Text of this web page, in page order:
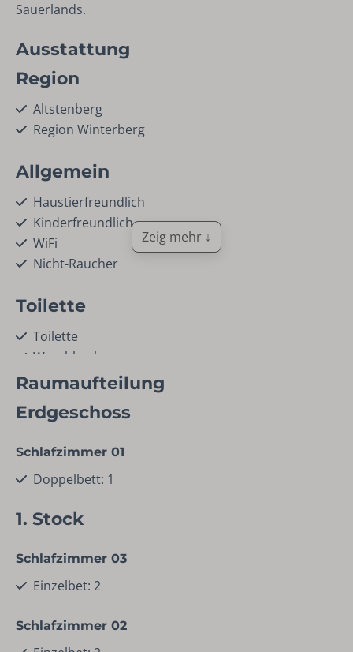
Sauerlands.
Ausstattung
Region
Altstenberg
Region Winterberg
Allgemein
Haustierfreundlich
Kinderfreundlich
WiFi
Nicht-Raucher
Toilette
Toilette
Waschbecken
Kinderhochstuhl
Einrichtungen
Geschirrspüler
Reinigungsmittel
Waschmaschine
Standort
Zeig mehr ↓
Raumaufteilung
Erdgeschoss
Schlafzimmer 01
Doppelbett: 1
1. Stock
Schlafzimmer 03
Einzelbet: 2
Schlafzimmer 02